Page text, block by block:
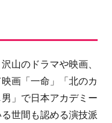
山のドラマや映画、
画「一命」「北のカ
」で日本アカデミー
世間も認める演技派